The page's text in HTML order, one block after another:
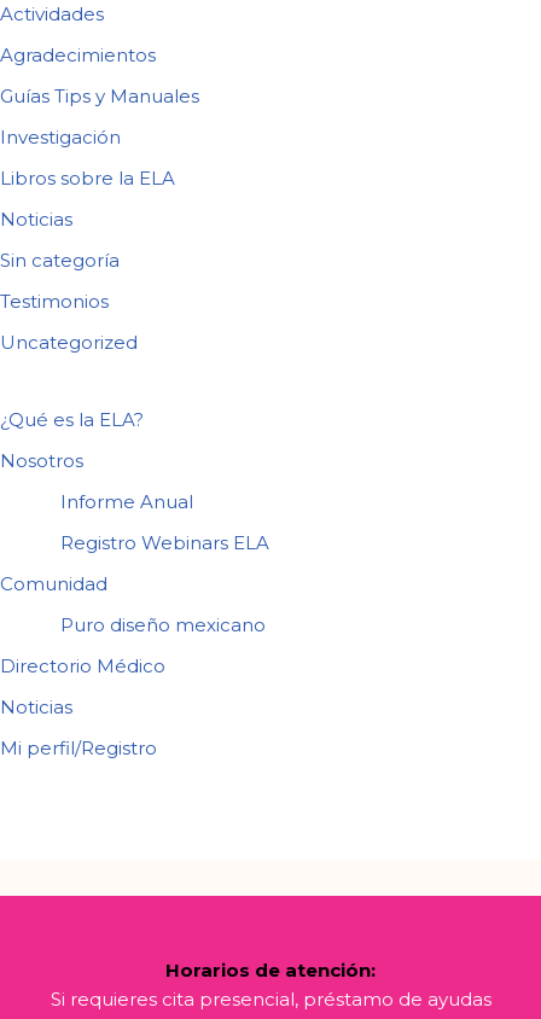
Actividades
Agradecimientos
Guías Tips y Manuales
Investigación
Libros sobre la ELA
Noticias
Sin categoría
Testimonios
Uncategorized
¿Qué es la ELA?
Nosotros
Informe Anual
Registro Webinars ELA
Comunidad
Puro diseño mexicano
Directorio Médico
Noticias
Mi perfil/Registro
Horarios de atención:
Si requieres cita presencial, préstamo de ayudas